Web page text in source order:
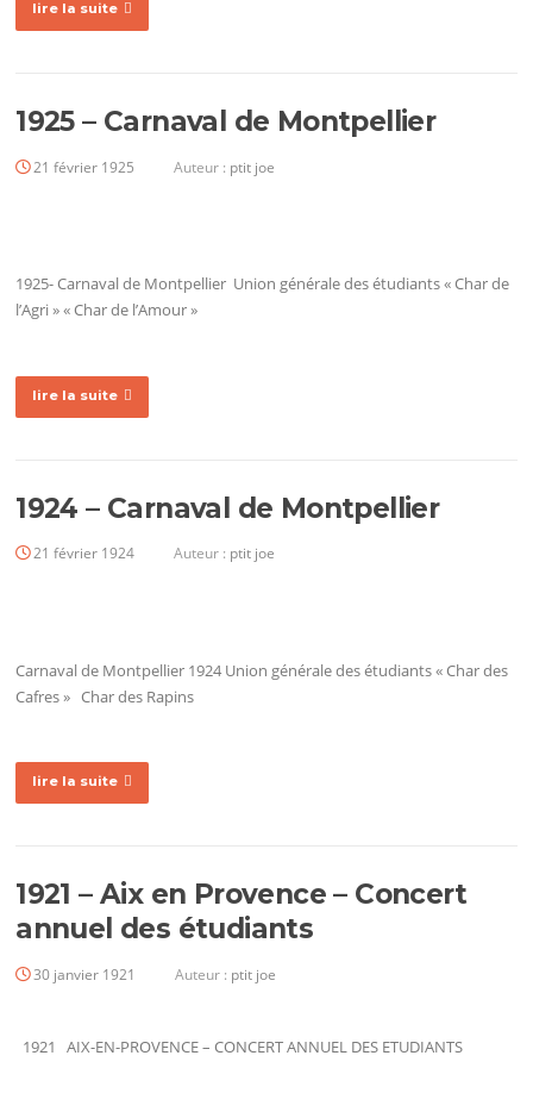
lire la suite
1925 – Carnaval de Montpellier
21 février 1925 Auteur : ptit joe
1925- Carnaval de Montpellier Union générale des étudiants « Char de
l’Agri » « Char de l’Amour »
lire la suite
1924 – Carnaval de Montpellier
21 février 1924 Auteur : ptit joe
Carnaval de Montpellier 1924 Union générale des étudiants « Char des
Cafres » Char des Rapins
lire la suite
1921 – Aix en Provence – Concert
annuel des étudiants
30 janvier 1921 Auteur : ptit joe
1921 AIX-EN-PROVENCE – CONCERT ANNUEL DES ETUDIANTS